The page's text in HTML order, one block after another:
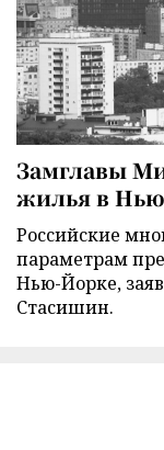
Замглавы
жилья в
Российские
параметрам
Нью-Йорке,
Стасишин.